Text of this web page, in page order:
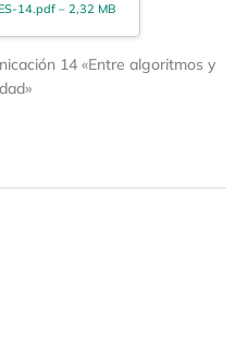
14.pdf – 2,32 MB
14 «Entre algoritmos y